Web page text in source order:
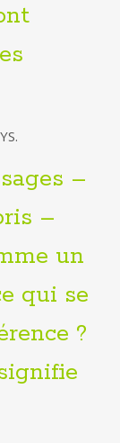
–
–
un
qui se
?